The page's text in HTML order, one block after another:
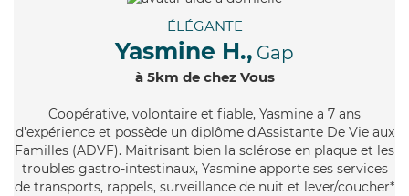
ÉLÉGANTE
Yasmine H., Gap
à 5km de chez Vous
Coopérative, volontaire et fiable, Yasmine a 7 ans
d'expérience et possède un diplôme d'Assistante De Vie aux
Familles (ADVF). Maitrisant bien la sclérose en plaque et les
troubles gastro-intestinaux, Yasmine apporte ses services
de transports, rappels, surveillance de nuit et lever/coucher*